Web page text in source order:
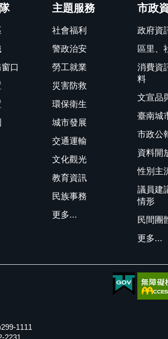
口
主題服務
社會福利
警政治安
勞工就業
災害防救
環保衛生
城市發展
交通運輸
文化觀光
教育資訊
民族事務
更多...
市政
政府資
區里、
消費資
料
文宣品
臺南城
市政公
資料開
性別主
議員建
情形
民間團
更多...
1111
2231